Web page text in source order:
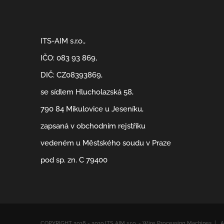
ITS-AIM s.r.o.,
IČO: 083 93 869,
DIČ: CZ08393869,
se sídlem Hlucholazská 58,
790 84 Mikulovice u Jeseníku,
zapsaná v obchodním rejstříku
vedeném u Městského soudu v Praze
pod sp. zn. C 79400